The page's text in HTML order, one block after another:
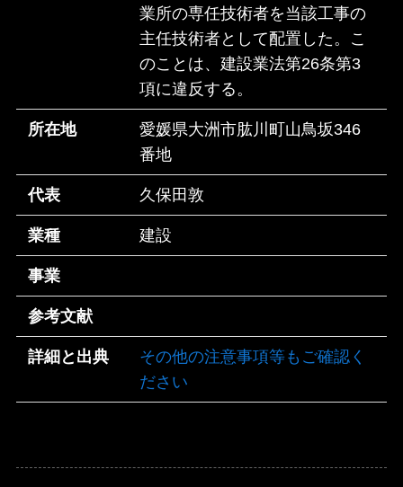
業所の専任技術者を当該工事の
主任技術者として配置した。こ
のことは、建設業法第26条第3
項に違反する。
所在地
愛媛県大洲市肱川町山鳥坂346
番地
代表 久保田敦
業種 建設
事業
参考文献
詳細と出典
その他の注意事項等もご確認く
ださい